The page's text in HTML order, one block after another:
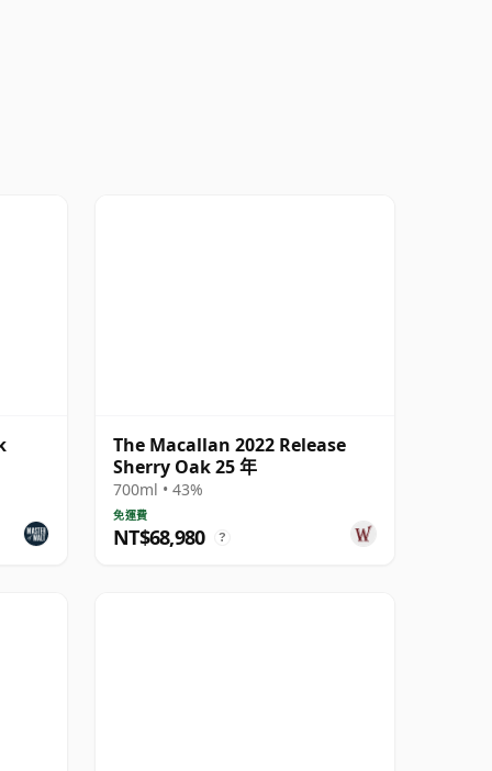
The Macallan 2022 Release
Sherry Oak 25 年
700ml • 43%
免運費
NT$68,980 ?